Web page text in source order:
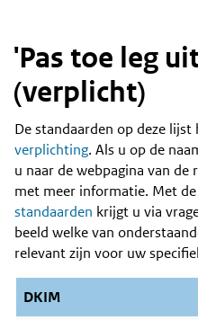
'Pas toe leg
(verplicht)
Content
De standaarden op deze lijst
verplichting. Als u op de
u naar de webpagina van
met meer informatie. Met de
standaarden krijgt u via
beeld welke van
relevant zijn voor uw
DKIM